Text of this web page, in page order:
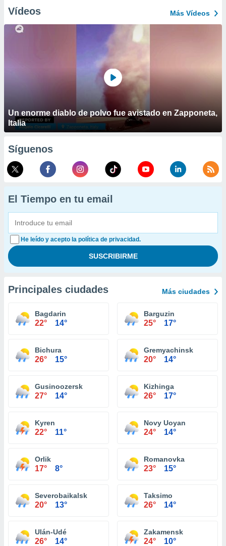
Vídeos Más Vídeos
Un enorme diablo de polvo fue avistado en Zapponeta,
Italia
Síguenos
El Tiempo en tu email
He leído y acepto la política de privacidad.
Principales ciudades Más ciudades
Bagdarin
22° 14°
Barguzin
25° 17°
Bichura
26° 15°
Gremyachinsk
20° 14°
Gusinoozersk
27° 14°
Kizhinga
26° 17°
Kyren
22° 11°
Novy Uoyan
24° 14°
Orlik
17° 8°
Romanovka
23° 15°
Severobaikalsk
20° 13°
Taksimo
26° 14°
Ulán-Udé
26° 14°
Zakamensk
24° 10°